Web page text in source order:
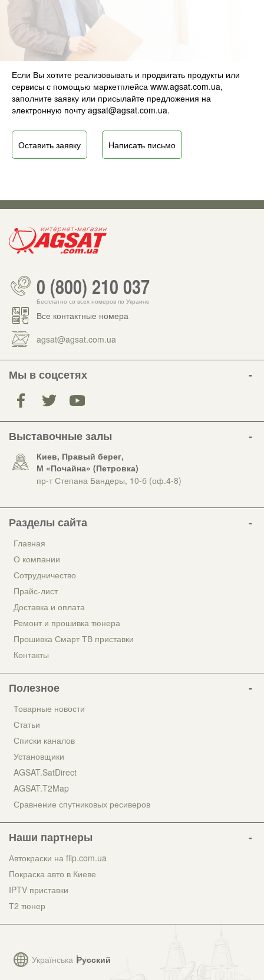
Если Вы хотите реализовывать и продвигать продукты или
сервисы с помощью маркетплейса www.agsat.com.ua,
заполните заявку или присылайте предложения на
электронную почту agsat@agsat.com.ua.
Оставить заявку Написать письмо
0 (800) 210 037
Бесплатно со всех номеров по Украине
Все контактные номера
agsat@agsat.com.ua
Мы в соцсетях
Выставочные залы
Киев, Правый берег,
М «Почайна» (Петровка)
пр-т Степана Бандеры, 10-б (оф.4-8)
Українська Русский
Разделы сайта
Главная
О компании
Сотрудничество
Прайс-лист
Доставка и оплата
Ремонт и прошивка тюнера
Прошивка Смарт ТВ приставки
Контакты
Полезное
Товарные новости
Статьи
Списки каналов
Установщики
AGSAT.SatDirect
AGSAT.T2Map
Сравнение спутниковых ресиверов
Наши партнеры
Автокраски на flip.com.ua
Покраска авто в Киеве
IPTV приставки
Т2 тюнер